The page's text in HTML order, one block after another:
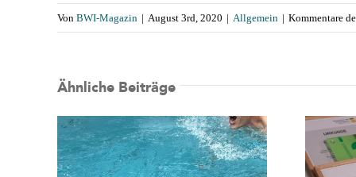
Von BWI-Magazin | August 3rd, 2020 | Allgemein | Kommentare
Ähnliche Beiträge